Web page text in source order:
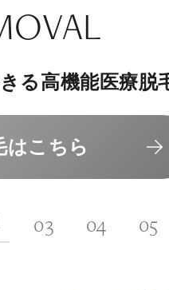
ービスを提供し
はこちら
る高機能医療脱
はこちら
トライアル
トライアルはこ
はこちら
健康な身体へ
ム療法はこちら
こちら
、最高のギフト
プのご案内